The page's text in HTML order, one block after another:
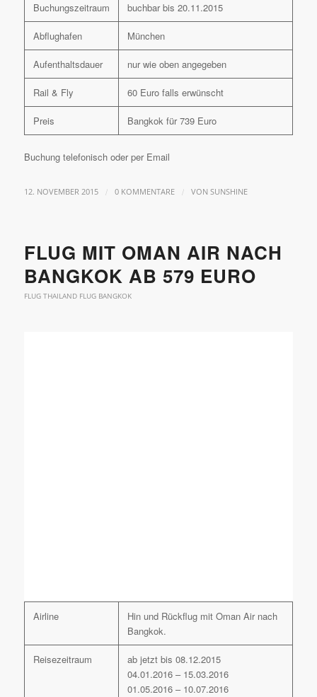
Buchungszeitraum buchbar bis 20.11.2015
Abflughafen München
Aufenthaltsdauer nur wie oben angegeben
Rail & Fly 60 Euro falls erwünscht
Preis Bangkok für 739 Euro
Buchung telefonisch oder per Email
12. NOVEMBER 2015 / 0 KOMMENTARE / VON SUNSHINE
FLUG MIT OMAN AIR NACH
BANGKOK AB 579 EURO
FLUG THAILAND FLUG BANGKOK
Airline
Hin und Rückflug mit Oman Air nach
Bangkok.
Reisezeitraum
ab jetzt bis 08.12.2015
04.01.2016 – 15.03.2016
01.05.2016 – 10.07.2016